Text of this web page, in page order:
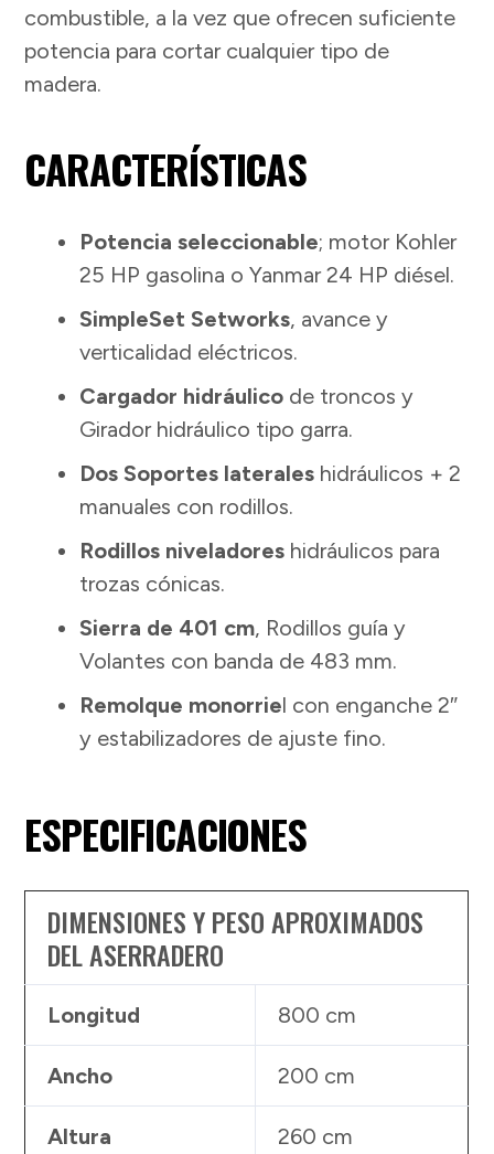
combustible, a la vez que ofrecen suficiente
potencia para cortar cualquier tipo de
madera.
CARACTERÍSTICAS
Potencia seleccionable; motor Kohler
25 HP gasolina o Yanmar 24 HP diésel.
SimpleSet Setworks, avance y
verticalidad eléctricos.
Cargador hidráulico de troncos y
Girador hidráulico tipo garra.
Dos Soportes laterales hidráulicos + 2
manuales con rodillos.
Rodillos niveladores hidráulicos para
trozas cónicas.
Sierra de 401 cm, Rodillos guía y
Volantes con banda de 483 mm.
Remolque monorriel con enganche 2″
y estabilizadores de ajuste fino.
ESPECIFICACIONES
DIMENSIONES Y PESO APROXIMADOS
DEL ASERRADERO
Longitud 800 cm
Ancho 200 cm
Altura 260 cm